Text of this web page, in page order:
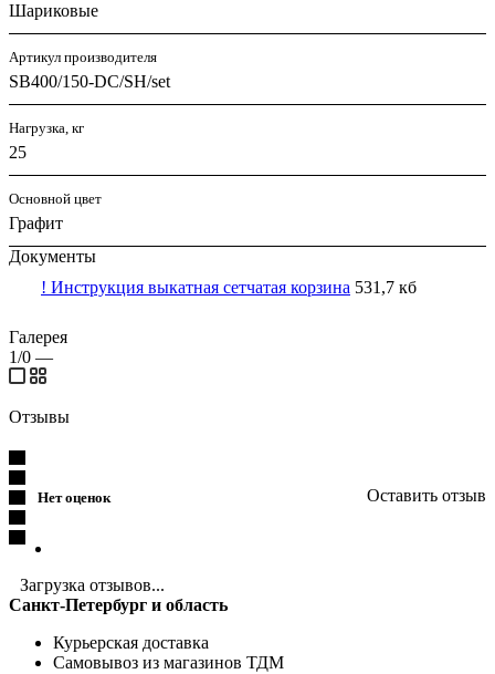
Шариковые
Артикул производителя
SB400/150-DC/SH/set
Нагрузка, кг
25
Основной цвет
Графит
Документы
! Инструкция выкатная сетчатая корзина 531,7 кб
Галерея
1/0 —
Отзывы
Нет оценок Оставить отзыв
Загрузка отзывов...
Санкт-Петербург и область
Курьерская доставка
Самовывоз из магазинов ТДМ